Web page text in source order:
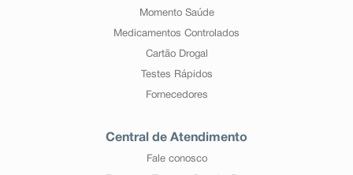
Momento Saúde
Medicamentos Controlados
Cartão Drogal
Testes Rápidos
Fornecedores
Central de Atendimento
Fale conosco